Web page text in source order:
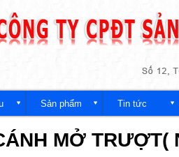
nội
Sản phẩm Tin tức
MỞ TRƯỢT(